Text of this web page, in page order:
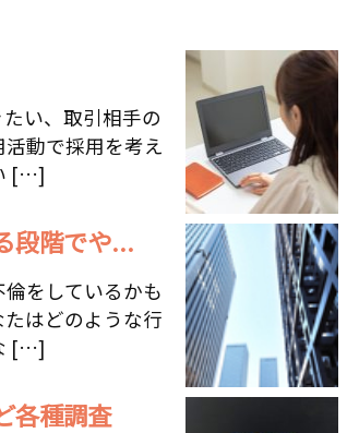
い、取引相手の
動で採用を考え
[…]
段階でや...
をしているかも
はどのような行
[…]
各種調査